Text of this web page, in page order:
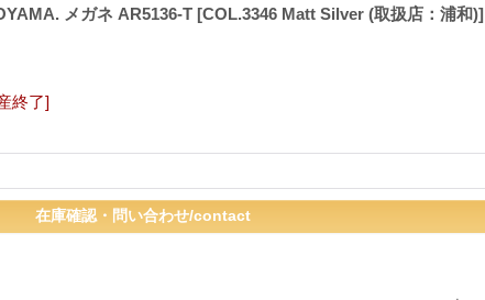
メガネ AR5136-T [COL.3346 Matt Silver (取扱店：浦和)]
終了]